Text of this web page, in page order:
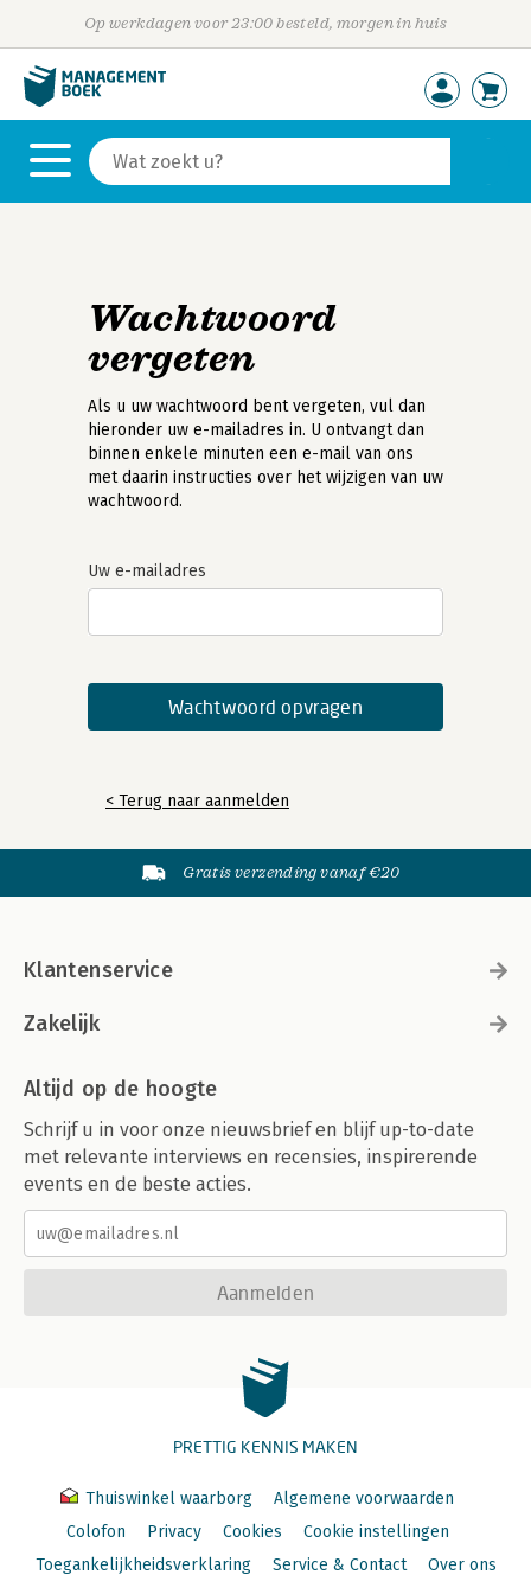
Op werkdagen voor 23:00 besteld, morgen in huis
Wachtwoord
vergeten
Als u uw wachtwoord bent vergeten, vul dan
hieronder uw e-mailadres in. U ontvangt dan
binnen enkele minuten een e-mail van ons
met daarin instructies over het wijzigen van uw
wachtwoord.
Uw e-mailadres
< Terug naar aanmelden
Gratis verzending vanaf €20
Klantenservice
Zakelijk
Altijd op de hoogte
Schrijf u in voor onze nieuwsbrief en blijf up-to-date
met relevante interviews en recensies, inspirerende
events en de beste acties.
Aanmelden
PRETTIG KENNIS MAKEN
Thuiswinkel waarborg
Algemene voorwaarden
Colofon
Privacy Cookies
Cookie instellingen
Toegankelijkheidsverklaring
Service & Contact Over ons